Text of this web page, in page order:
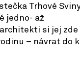
Trhové
jedno- až
si jej zde
– návrat do